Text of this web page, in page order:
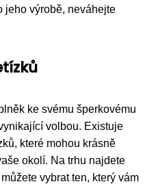
jeho výrobě, neváhejte
ke svému šperkovému
volbou. Existuje
které mohou krásně
okolí. Na trhu najdete
vybrat ten, který vám